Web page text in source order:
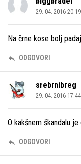
29. 04. 2016 20.19
Na črne kose bolj
ODGOVORI
srebrnibreg
29. 04. 2016 17.44
O kakšnem škandalu je
ODGOVORI